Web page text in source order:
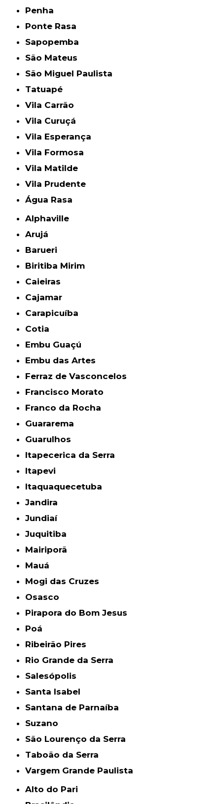
Penha
Ponte Rasa
Sapopemba
São Mateus
São Miguel Paulista
Tatuapé
Vila Carrão
Vila Curuçá
Vila Esperança
Vila Formosa
Vila Matilde
Vila Prudente
Água Rasa
Alphaville
Arujá
Barueri
Biritiba Mirim
Caieiras
Cajamar
Carapicuíba
Cotia
Embu Guaçú
Embu das Artes
Ferraz de Vasconcelos
Francisco Morato
Franco da Rocha
Guararema
Guarulhos
Itapecerica da Serra
Itapevi
Itaquaquecetuba
Jandira
Jundiaí
Juquitiba
Mairiporã
Mauá
Mogi das Cruzes
Osasco
Pirapora do Bom Jesus
Poá
Ribeirão Pires
Rio Grande da Serra
Salesópolis
Santa Isabel
Santana de Parnaíba
Suzano
São Lourenço da Serra
Taboão da Serra
Vargem Grande Paulista
Alto do Pari